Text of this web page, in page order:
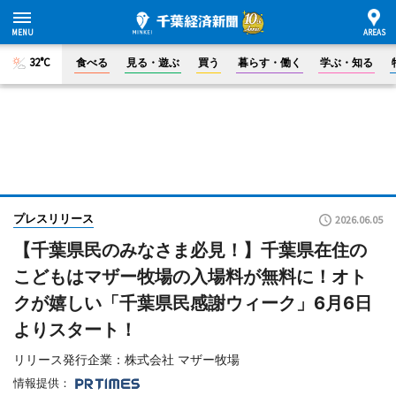
32°C 食べる 見る・遊ぶ 買う 暮らす・働く 学ぶ・知る
プレスリリース 2026.06.05
【千葉県民のみなさま必見！】千葉県在住の
こどもはマザー牧場の入場料が無料に！オト
クが嬉しい「千葉県民感謝ウィーク」6月6日
よりスタート！
リリース発行企業：株式会社 マザー牧場
情報提供：